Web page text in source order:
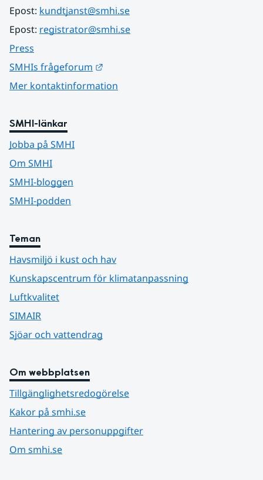
Epost: kundtjanst@smhi.se
Epost: registrator@smhi.se
Press
SMHIs frågeforum
Mer kontaktinformation
SMHI-länkar
Jobba på SMHI
Om SMHI
SMHI-bloggen
SMHI-podden
Teman
Havsmiljö i kust och hav
Kunskapscentrum för klimatanpassning
Luftkvalitet
SIMAIR
Sjöar och vattendrag
Om webbplatsen
Tillgänglighetsredogörelse
Kakor på smhi.se
Hantering av personuppgifter
Om smhi.se